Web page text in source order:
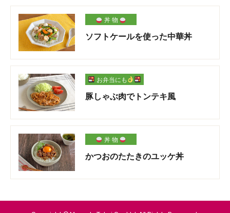
丼 物
ソフトケールを使った中華丼
お弁当にも
豚しゃぶ肉でトンテキ風
丼 物
かつおのたたきのユッケ丼